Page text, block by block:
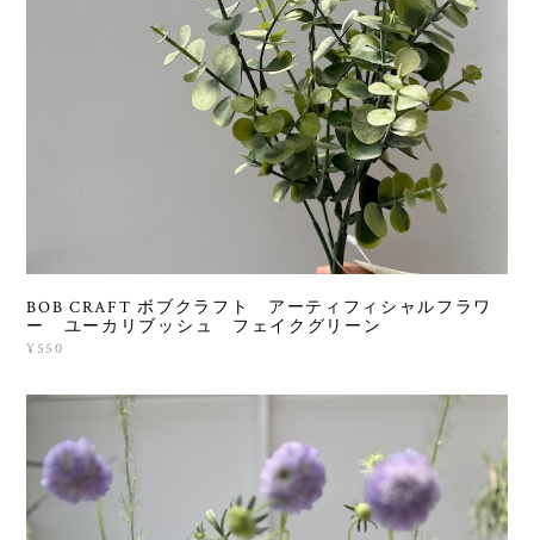
BOB CRAFT ボブクラフト アーティフィシャルフラワ
ー ユーカリブッシュ フェイクグリーン
¥550